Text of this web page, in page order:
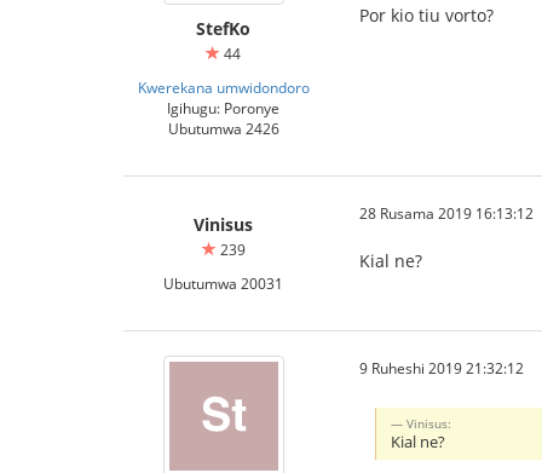
StefKo
44
Kwerekana umwidondoro
Igihugu: Poronye
Ubutumwa 2426
Por kio tiu vorto?
Vinisus
239
Ubutumwa 20031
28 Rusama 2019 16:13:12
Kial ne?
9 Ruheshi 2019 21:32:12
Vinisus:
Kial ne?